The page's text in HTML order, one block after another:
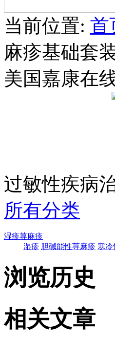
Wedges
当前位置: 首
麻疹基础套
美国嘉康在
过敏性疾病
所有分类
湿疹荨麻疹
湿疹 胆碱能性荨麻疹 寒冷
浏览历史
相关文章